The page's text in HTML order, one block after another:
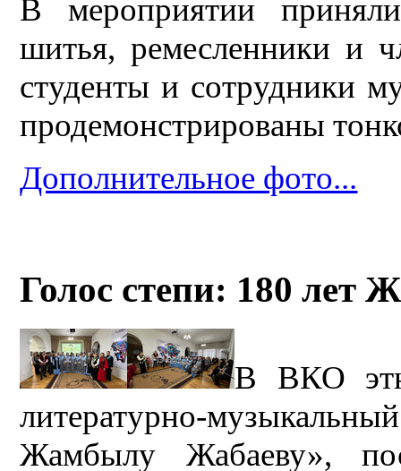
В мероприятии
шитья, ремесленники и
студенты и сотрудники
продемонстрированы
Дополнительное фото...
Голос степи: 180 лет
В ВКО
литературно-
Жамбылу Жабаеву»,